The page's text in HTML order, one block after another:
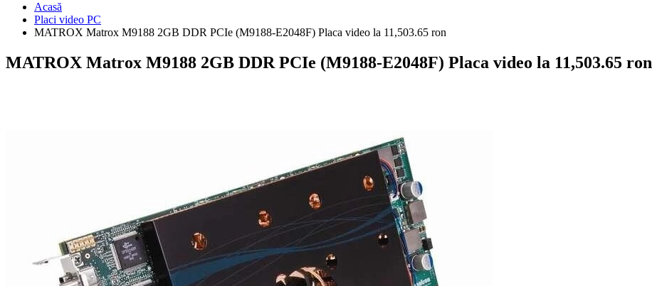
Acasă
Placi video PC
MATROX Matrox M9188 2GB DDR PCIe (M9188-E2048F) Placa video la 11,503.65 ron
MATROX Matrox M9188 2GB DDR PCIe (M9188-E2048F) Placa video la 11,503.65 ron